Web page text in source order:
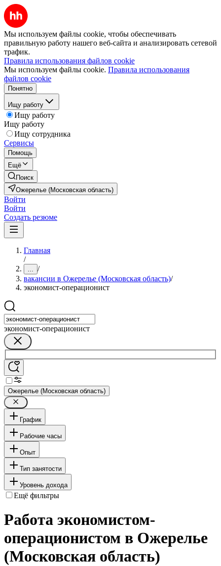
Мы используем файлы cookie, чтобы обеспечивать
правильную работу нашего веб-сайта и анализировать сетевой
трафик.
Правила использования файлов cookie
Мы используем файлы cookie. Правила использования
файлов cookie
Понятно
Ищу работу
Ищу работу
Ищу работу
Ищу сотрудника
Сервисы
Помощь
Ещё
Поиск
Ожерелье (Московская область)
Войти
Войти
Создать резюме
Главная
/
... /
вакансии в Ожерелье (Московская область)/
экономист-операционист
экономист-операционист
Ожерелье (Московская область)
График
Рабочие часы
Опыт
Тип занятости
Уровень дохода
Ещё фильтры
Работа экономистом-
операционистом в Ожерелье
(Московская область)